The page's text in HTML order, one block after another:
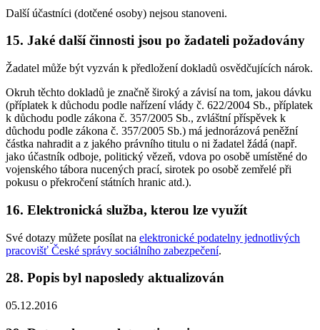
Další účastníci (dotčené osoby) nejsou stanoveni.
15. Jaké další činnosti jsou po žadateli požadovány
Žadatel může být vyzván k předložení dokladů osvědčujících nárok.
Okruh těchto dokladů je značně široký a závisí na tom, jakou dávku
(příplatek k důchodu podle nařízení vlády č. 622/2004 Sb., příplatek
k důchodu podle zákona č. 357/2005 Sb., zvláštní příspěvek k
důchodu podle zákona č. 357/2005 Sb.) má jednorázová peněžní
částka nahradit a z jakého právního titulu o ni žadatel žádá (např.
jako účastník odboje, politický vězeň, vdova po osobě umístěné do
vojenského tábora nucených prací, sirotek po osobě zemřelé při
pokusu o překročení státních hranic atd.).
16. Elektronická služba, kterou lze využít
Své dotazy můžete posílat na elektronické podatelny jednotlivých
pracovišť České správy sociálního zabezpečení.
28. Popis byl naposledy aktualizován
05.12.2016